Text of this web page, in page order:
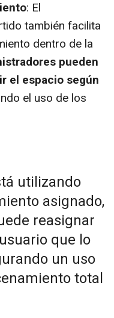
: El
también facilita
dentro de la
pueden
el espacio según
el uso de los
utilizando
asignado,
reasignar
que lo
un uso
total